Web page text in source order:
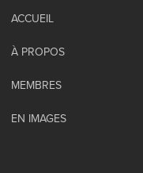
ACCUEIL
À PROPOS
MEMBRES
EN IMAGES